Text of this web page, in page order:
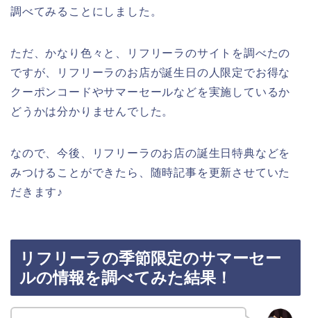
調べてみることにしました。
ただ、かなり色々と、リフリーラのサイトを調べたの
ですが、リフリーラのお店が誕生日の人限定でお得な
クーポンコードやサマーセールなどを実施しているか
どうかは分かりませんでした。
なので、今後、リフリーラのお店の誕生日特典などを
みつけることができたら、随時記事を更新させていた
だきます♪
リフリーラの季節限定のサマーセー
ルの情報を調べてみた結果！